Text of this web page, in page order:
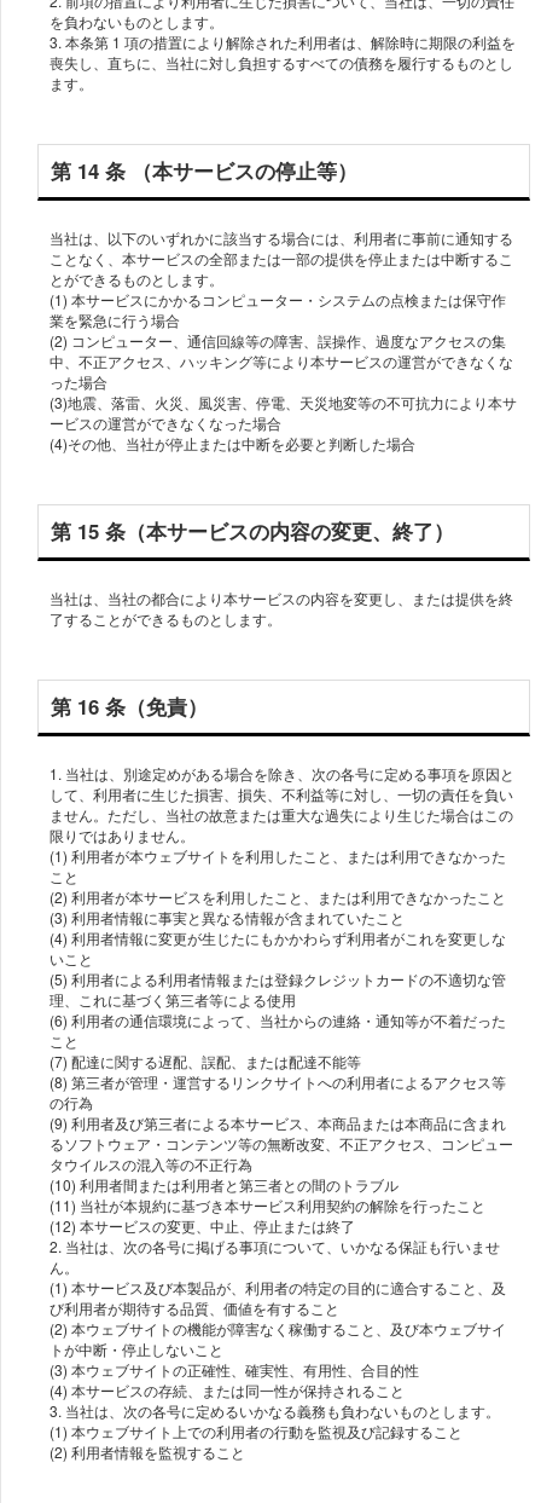
を負わないものとします。
3. 本条第 1 項の措置により解除された利⽤者は、解除時に期限の利益を
喪失し、直ちに、当社に対し負担するすべての債務を履⾏するものとし
第 14 条 （本サービスの停⽌等）
当社は、以下のいずれかに該当する場合には、利⽤者に事前に通知する
ことなく、本サービスの全部または⼀部の提供を停⽌または中断するこ
とができるものとします。
(1) 本サービスにかかるコンピューター・システムの点検または保守作
業を緊急に⾏う場合
(2) コンピューター、通信回線等の障害、誤操作、過度なアクセスの集
中、不正アクセス、ハッキング等により本サービスの運営ができなくな
った場合
(3)地震、落雷、⽕災、⾵災害、停電、天災地変等の不可抗⼒により本サ
ービスの運営ができなくなった場合
第 15 条（本サービスの内容の変更、終了）
当社は、当社の都合により本サービスの内容を変更し、または提供を終
第 16 条（免責）
1. 当社は、別途定めがある場合を除き、次の各号に定める事項を原因と
して、利⽤者に⽣じた損害、損失、不利益等に対し、⼀切の責任を負い
ません。ただし、当社の故意または重⼤な過失により⽣じた場合はこの
限りではありません。
(1) 利⽤者が本ウェブサイトを利⽤したこと、または利⽤できなかった
こと
(2) 利⽤者が本サービスを利⽤したこと、または利⽤できなかったこと
(3) 利⽤者情報に事実と異なる情報が含まれていたこと
(4) 利⽤者情報に変更が⽣じたにもかかわらず利⽤者がこれを変更しな
いこと
(5) 利⽤者による利⽤者情報または登録クレジットカードの不適切な管
理、これに基づく第三者等による使⽤
(6) 利⽤者の通信環境によって、当社からの連絡・通知等が不着だった
こと
(7) 配達に関する遅配、誤配、または配達不能等
(8) 第三者が管理・運営するリンクサイトへの利⽤者によるアクセス等
の⾏為
(9) 利⽤者及び第三者による本サービス、本商品または本商品に含まれ
るソフトウェア・コンテンツ等の無断改変、不正アクセス、コンピュー
タウイルスの混⼊等の不正⾏為
(10) 利⽤者間または利⽤者と第三者との間のトラブル
(11) 当社が本規約に基づき本サービス利⽤契約の解除を⾏ったこと
(12) 本サービスの変更、中⽌、停⽌または終了
2. 当社は、次の各号に掲げる事項について、いかなる保証も⾏いませ
ん。
(1) 本サービス及び本製品が、利⽤者の特定の⽬的に適合すること、及
び利⽤者が期待する品質、価値を有すること
(2) 本ウェブサイトの機能が障害なく稼働すること、及び本ウェブサイ
トが中断・停⽌しないこと
(3) 本ウェブサイトの正確性、確実性、有⽤性、合⽬的性
(4) 本サービスの存続、または同⼀性が保持されること
3. 当社は、次の各号に定めるいかなる義務も負わないものとします。
(1) 本ウェブサイト上での利⽤者の⾏動を監視及び記録すること